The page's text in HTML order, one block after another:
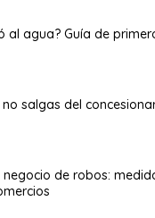
al agua? Guía de
salgas del
de robos: